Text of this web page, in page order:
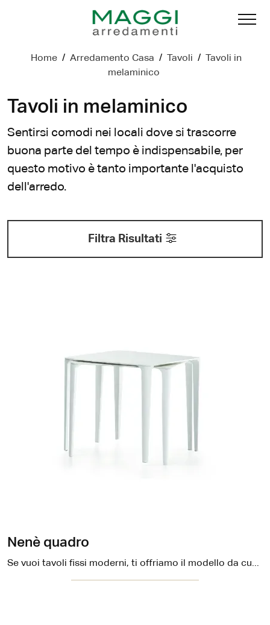
Home / Arredamento Casa / Tavoli /
Tavoli in
melaminico
Tavoli in melaminico
Sentirsi comodi nei locali dove si trascorre
buona parte del tempo è indispensabile, per
questo motivo è tanto importante l'acquisto
dell'arredo.
Filtra Risultati
Nenè quadro
Se vuoi tavoli fissi moderni, ti offriamo il modello da cucina in melaminico Nenè quadro del brand Midj.